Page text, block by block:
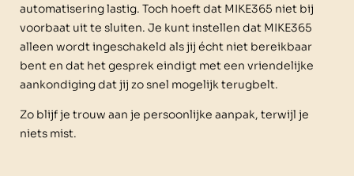
automatisering lastig. Toch hoeft dat MIKE365 niet bij
voorbaat uit te sluiten. Je kunt instellen dat MIKE365
alleen wordt ingeschakeld als jij écht niet bereikbaar
bent en dat het gesprek eindigt met een vriendelijke
aankondiging dat jij zo snel mogelijk terugbelt.
Zo blijf je trouw aan je persoonlijke aanpak, terwijl je
niets mist.